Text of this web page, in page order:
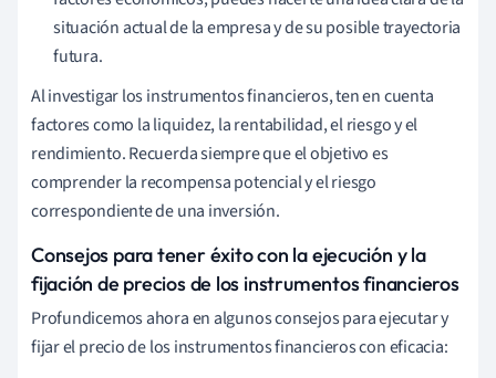
situación actual de la empresa y de su posible trayectoria
futura.
Al investigar los instrumentos financieros, ten en cuenta
factores como la liquidez, la rentabilidad, el riesgo y el
rendimiento. Recuerda siempre que el objetivo es
comprender la recompensa potencial y el riesgo
correspondiente de una inversión.
Consejos para tener éxito con la ejecución y la
fijación de precios de los instrumentos financieros
Profundicemos ahora en algunos consejos para ejecutar y
fijar el precio de los instrumentos financieros con eficacia: